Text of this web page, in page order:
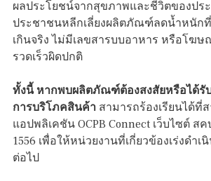
ผลประโยชน์จากสุขภาพและชีวิตของปร
ประชาชนหลีกเลี่ยงผลิตภัณฑ์ลดน้ำหนัก
เกินจริง ไม่มีเลขสารบบอาหาร หรือโฆษ
รวดเร็วผิดปกติ
ทั้งนี้ หากพบผลิตภัณฑ์ต้องสงสัยหรือได้รั
การบริโภคสินค้า สามารถร้องเรียนได้ที่
แอปพลิเคชัน OCPB Connect เว็บไซต์ ส
1556 เพื่อให้หน่วยงานที่เกี่ยวข้องเร่งดำ
ต่อไป